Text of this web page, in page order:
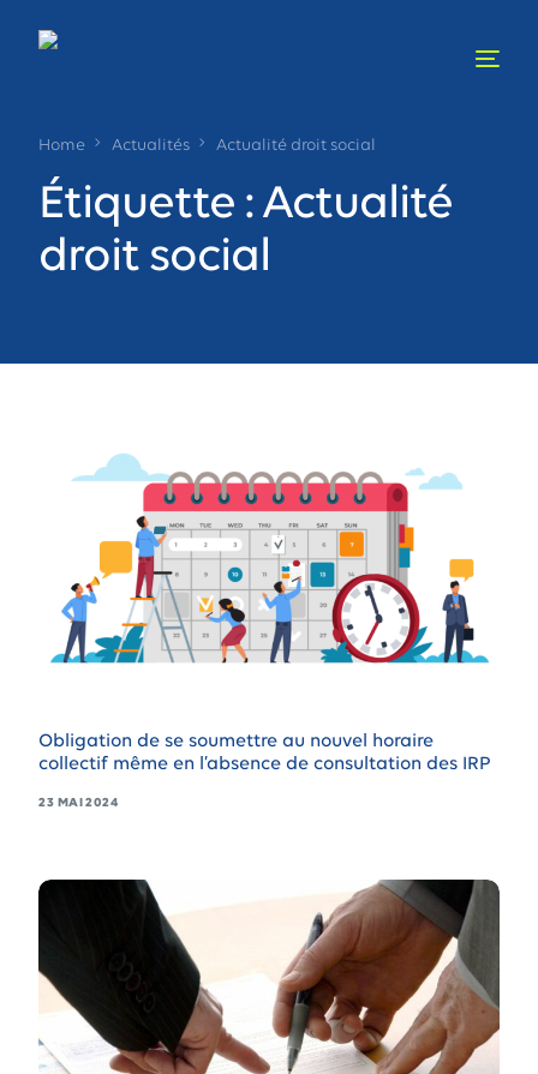
Home Actualités Actualité droit social
Étiquette : Actualité
droit social
Obligation de se soumettre au nouvel horaire
collectif même en l’absence de consultation des IRP
23 MAI 2024